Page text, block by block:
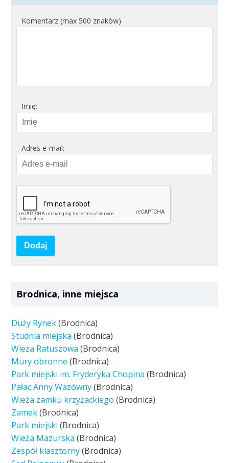
Komentarz (max 500 znaków)
Imię:
Adres e-mail:
Dodaj
Brodnica, inne miejsca
Duży Rynek(Brodnica)
Studnia miejska (Brodnica)
Wieża Ratuszowa (Brodnica)
Mury obronne (Brodnica)
Park miejski im. Fryderyka Chopina (Brodnica)
Pałac Anny Wazówny(Brodnica)
Wieża zamku krzyżackiego (Brodnica)
Zamek(Brodnica)
Park miejski (Brodnica)
Wieża Mazurska (Brodnica)
Zespół klasztorny(Brodnica)